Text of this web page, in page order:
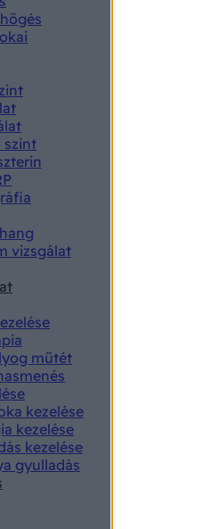
szint
vizsgálat
műtét
kezelése
kezelése
kezelése
gyulladás